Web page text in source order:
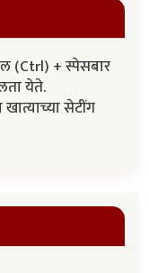
(Ctrl) + स्पेसबार
येते.
सेटींग